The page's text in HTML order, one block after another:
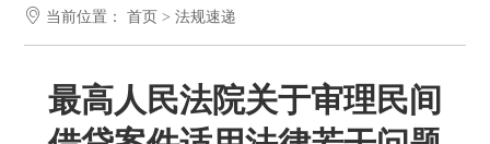
 当前位置：首页 >法规速递
最高人民法院关于审理民间